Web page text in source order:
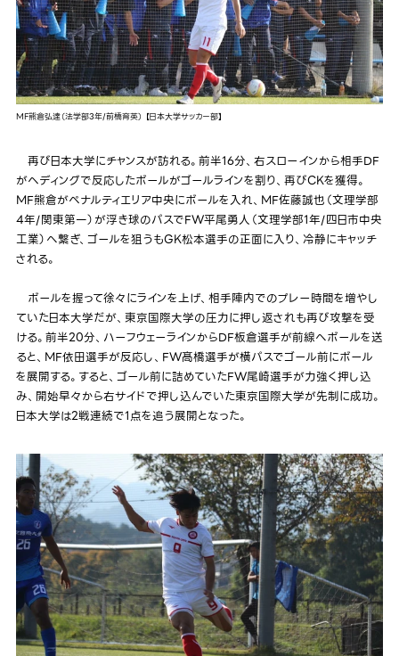
MF熊倉弘達（法学部3年/前橋育英） 【日本大学サッカー部】
再び日本大学にチャンスが訪れる。前半16分、右スローインから相手DF
がヘディングで反応したボールがゴールラインを割り、再びCKを獲得。
MF熊倉がペナルティエリア中央にボールを入れ、MF佐藤誠也（文理学部
4年/関東第一）が浮き球のパスでFW平尾勇人（文理学部1年/四日市中央
工業）へ繋ぎ、ゴールを狙うもGK松本選手の正面に入り、冷静にキャッチ
される。
ボールを握って徐々にラインを上げ、相手陣内でのプレー時間を増やし
ていた日本大学だが、東京国際大学の圧力に押し返されも再び攻撃を受
ける。前半20分、ハーフウェーラインからDF板倉選手が前線へボールを送
ると、MF依田選手が反応し、FW髙橋選手が横パスでゴール前にボール
を展開する。すると、ゴール前に詰めていたFW尾崎選手が力強く押し込
み、開始早々から右サイドで押し込んでいた東京国際大学が先制に成功。
日本大学は2戦連続で1点を追う展開となった。